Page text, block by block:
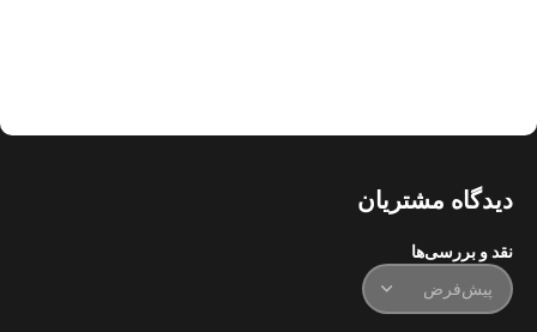
دیدگاه مشتریان
نقد و بررسی‌ها